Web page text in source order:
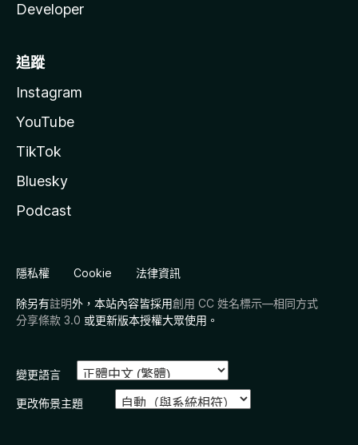
Developer
追蹤
Instagram
YouTube
TikTok
Bluesky
Podcast
隱私權 Cookie 法律資訊
除另有註明外，本站內容皆採用創用 CC 姓名標示—相同方式
分享條款 3.0 或更新版本授權大眾使用。
變更語言
更改佈景主題